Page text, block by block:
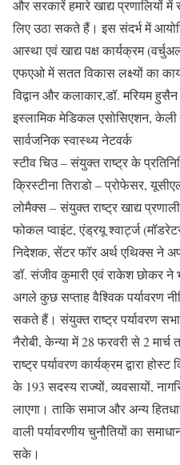
और सरकारें हमारे खाद्य प्रणालियों
लिए उठा सकते हैं। इस संदर्भ में
आस्था एवं खाद्य पक्ष कार्यक्रम
एफएओ में सतत विकास लक्ष्यों का
विद्वान और कलाकार,डॉ. मरियम
इस्लामिक मेडिकल एसोसिएशन,
सार्वजनिक स्वास्थ्य नेटवर्क
स्टीव चिउ – संयुक्त राष्ट्र के
क्रिस्टीना तिराडो – प्रोफेसर,
लोमैक्स – संयुक्त राष्ट्र खाद्य
फोकल प्वाइंट, एंड्रयू श्वार्ट्ज
निदेशक, सेंटर फॉर अर्थ एथिक्स ने
डॉ. संजीव कुमारी एवं राकेश छोकर ने
अगले कुछ सप्ताह वैश्विक पर्यावरण
सकते हैं। संयुक्त राष्ट्र पर्यावरण
नैरोबी, केन्या में 28 फरवरी से 2
राष्ट्र पर्यावरण कार्यक्रम द्वारा
के 193 सदस्य राज्यों, व्यवसायों,
लाएगा। ताकि समाज और अन्य
वाली पर्यावरणीय चुनौतियों का
सके।